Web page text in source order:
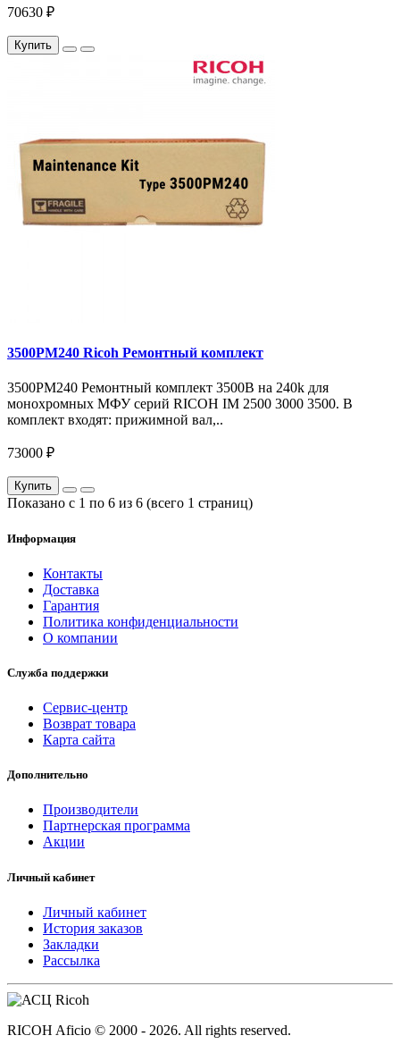
70630 ₽
Купить
3500PM240 Ricoh Ремонтный комплект
3500PM240 Ремонтный комплект 3500B на 240k для
монохромных МФУ серий RICOH IM 2500 3000 3500. В
комплект входят: прижимной вал,..
73000 ₽
Купить
Показано с 1 по 6 из 6 (всего 1 страниц)
Информация
Контакты
Доставка
Гарантия
Политика конфиденциальности
О компании
Служба поддержки
Сервис-центр
Возврат товара
Карта сайта
Дополнительно
Производители
Партнерская программа
Акции
Личный кабинет
Личный кабинет
История заказов
Закладки
Рассылка
RICOH Aficio © 2000 - 2026. All rights reserved.